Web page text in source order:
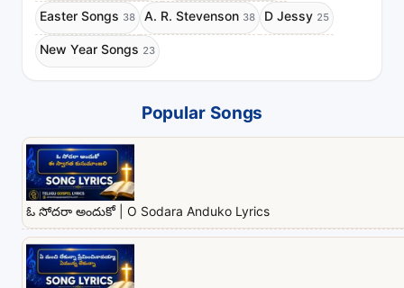
Easter Songs 38 A. R. Stevenson 38 D Jessy 25
New Year Songs 23
Popular Songs
ఓ సోదరా అందుకో | O Sodara Anduko Lyrics